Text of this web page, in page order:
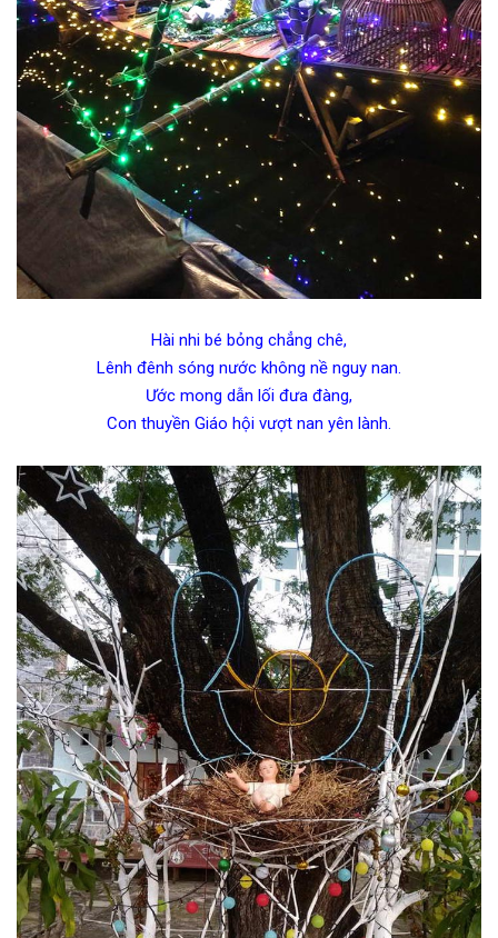
Hài nhi bé bỏng chẳng chê,
Lênh đênh sóng nước không nề nguy nan.
Ước mong dẫn lối đưa đàng,
Con thuyền Giáo hội vượt nan yên lành.